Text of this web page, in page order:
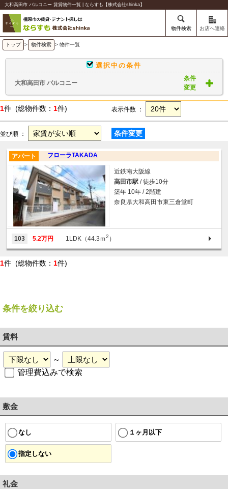
大和高田市 バルコニー 賃貸物件一覧 | ならすも【株式会社shinka】
物件検索 お店へ連絡
トップ > 物件検索 > 物件一覧
選択中の条件
大和高田市 バルコニー
条件
変更
1件 (総物件数： 1件) 表示件数 ：
並び順 ： 条件変更
フローラTAKADA
アパート
近鉄南大阪線
高田市駅 / 徒歩10分
築年 10年 / 2階建
奈良県大和高田市東三倉堂町
103 5.2万円 1LDK（44.3ｍ2 ）
1件 (総物件数： 1件)
条件を絞り込む
賃料
～
管理費込みで検索
敷金
なし １ヶ月以下
指定しない
礼金